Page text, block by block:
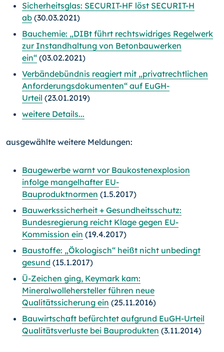
Sicherheitsglas: SECURIT-HF löst SECURIT-H
ab (30.03.2021)
Bauchemie: „DIBt führt rechtswidriges Regelwerk
zur Instandhaltung von Betonbauwerken
ein“ (03.02.2021)
Verbändebündnis reagiert mit „privatrechtlichen
Anforderungsdokumenten“ auf EuGH-
Urteil (23.01.2019)
weitere Details...
ausgewählte weitere Meldungen:
Baugewerbe warnt vor Baukostenexplosion
infolge mangelhafter EU-
Bauproduktnormen (1.5.2017)
Bauwerkssicherheit + Gesundheitsschutz:
Bundesregierung reicht Klage gegen EU-
Kommission ein (19.4.2017)
Baustoffe: „Ökologisch“ heißt nicht unbedingt
gesund (15.1.2017)
Ü-Zeichen ging, Keymark kam:
Mineralwollehersteller führen neue
Qualitätssicherung ein (25.11.2016)
Bauwirtschaft befürchtet aufgrund EuGH-Urteil
Qualitätsverluste bei Bauprodukten (3.11.2014)